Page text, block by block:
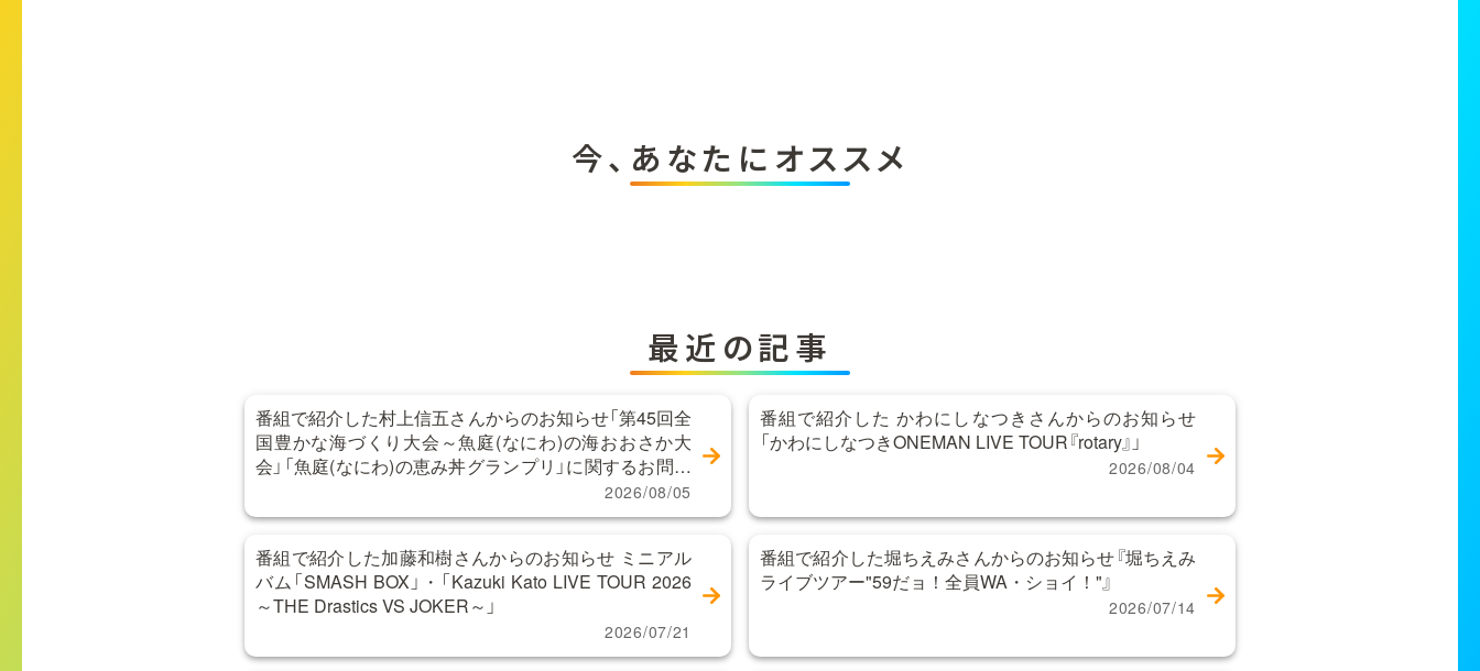
今、あなたにオススメ
最近の記事
番組で紹介した村上信五さんからのお知らせ「第45回全
国豊かな海づくり大会～魚庭(なにわ)の海おおさか大
会」「魚庭(なにわ)の恵み丼グランプリ」に関するお問い
2026/08/05
番組で紹介した かわにしなつきさんからのお知らせ
「かわにしなつきONEMAN LIVE TOUR『rotary』」
2026/08/04
番組で紹介した加藤和樹さんからのお知らせ ミニアル
バム「SMASH BOX」・「Kazuki Kato LIVE TOUR 2026
～THE Drastics VS JOKER～」
2026/07/21
番組で紹介した堀ちえみさんからのお知らせ『堀ちえみ
ライブツアー"59だョ！全員WA・ショイ！"』
2026/07/14